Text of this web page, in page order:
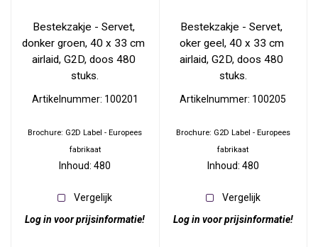
Bestekzakje - Servet,
donker groen, 40 x 33 cm
airlaid, G2D, doos 480
stuks.
Artikelnummer: 100201
Brochure: G2D Label - Europees
fabrikaat
Inhoud: 480
Vergelijk
Log in voor prijsinformatie!
Bestekzakje - Servet,
oker geel, 40 x 33 cm
airlaid, G2D, doos 480
stuks.
Artikelnummer: 100205
Brochure: G2D Label - Europees
fabrikaat
Inhoud: 480
Vergelijk
Log in voor prijsinformatie!